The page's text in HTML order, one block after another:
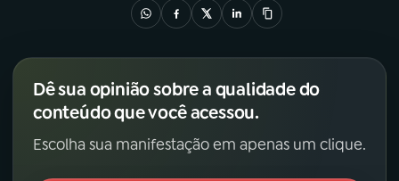
Dê sua opinião sobre a qualidade do
conteúdo que você acessou.
Escolha sua manifestação em apenas um clique.